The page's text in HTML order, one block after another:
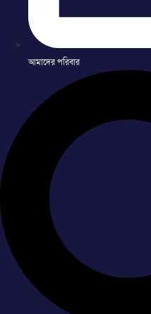
আমাদের পরিবার